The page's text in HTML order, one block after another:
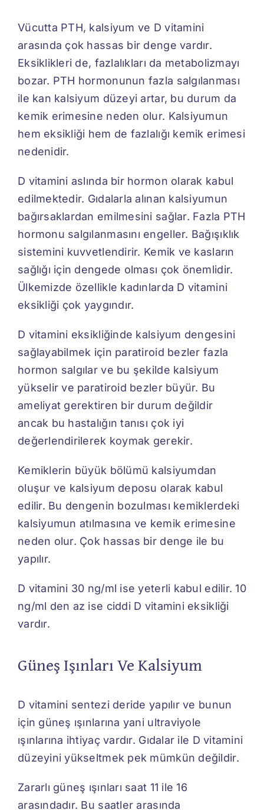
Vücutta PTH, kalsiyum ve D vitamini
arasında çok hassas bir denge vardır.
Eksiklikleri de, fazlalıkları da metabolizmayı
bozar. PTH hormonunun fazla salgılanması
ile kan kalsiyum düzeyi artar, bu durum da
kemik erimesine neden olur. Kalsiyumun
hem eksikliği hem de fazlalığı kemik erimesi
nedenidir.
D vitamini aslında bir hormon olarak kabul
edilmektedir. Gıdalarla alınan kalsiyumun
bağırsaklardan emilmesini sağlar. Fazla PTH
hormonu salgılanmasını engeller. Bağışıklık
sistemini kuvvetlendirir. Kemik ve kasların
sağlığı için dengede olması çok önemlidir.
Ülkemizde özellikle kadınlarda D vitamini
eksikliği çok yaygındır.
D vitamini eksikliğinde kalsiyum dengesini
sağlayabilmek için paratiroid bezler fazla
hormon salgılar ve bu şekilde kalsiyum
yükselir ve paratiroid bezler büyür. Bu
ameliyat gerektiren bir durum değildir
ancak bu hastalığın tanısı çok iyi
değerlendirilerek koymak gerekir.
Kemiklerin büyük bölümü kalsiyumdan
oluşur ve kalsiyum deposu olarak kabul
edilir. Bu dengenin bozulması kemiklerdeki
kalsiyumun atılmasına ve kemik erimesine
neden olur. Çok hassas bir denge ile bu
yapılır.
D vitamini 30 ng/ml ise yeterli kabul edilir. 10
ng/ml den az ise ciddi D vitamini eksikliği
vardır.
Güneş Işınları Ve Kalsiyum
D vitamini sentezi deride yapılır ve bunun
için güneş ışınlarına yani ultraviyole
ışınlarına ihtiyaç vardır. Gıdalar ile D vitamini
düzeyini yükseltmek pek mümkün değildir.
Zararlı güneş ışınları saat 11 ile 16
arasındadır. Bu saatler arasında